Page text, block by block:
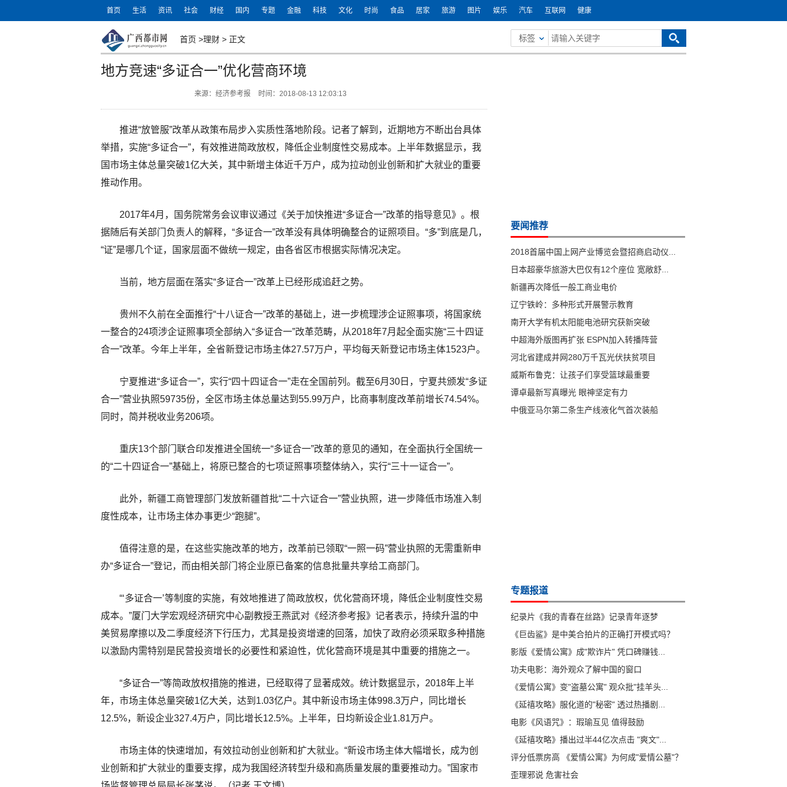
首页 生活 资讯 社会 财经 国内 专题 金融 科技 文化 时尚 食品 居家 旅游 图片 娱乐 汽车 互联网 健康
首页 >理财 > 正文 标签
地方竞速“多证合一”优化营商环境
来源：经济参考报 时间：2018-08-13 12:03:13
推进“放管服”改革从政策布局步入实质性落地阶段。记者了解到，近期地方不断出台具体
举措，实施“多证合一”，有效推进简政放权，降低企业制度性交易成本。上半年数据显示，我
国市场主体总量突破1亿大关，其中新增主体近千万户，成为拉动创业创新和扩大就业的重要
推动作用。
2017年4月，国务院常务会议审议通过《关于加快推进“多证合一”改革的指导意见》。根
据随后有关部门负责人的解释，“多证合一”改革没有具体明确整合的证照项目。“多”到底是几，
“证”是哪几个证，国家层面不做统一规定，由各省区市根据实际情况决定。
当前，地方层面在落实“多证合一”改革上已经形成追赶之势。
贵州不久前在全面推行“十八证合一”改革的基础上，进一步梳理涉企证照事项，将国家统
一整合的24项涉企证照事项全部纳入“多证合一”改革范畴，从2018年7月起全面实施“三十四证
合一”改革。今年上半年，全省新登记市场主体27.57万户，平均每天新登记市场主体1523户。
宁夏推进“多证合一”，实行“四十四证合一”走在全国前列。截至6月30日，宁夏共颁发“多证
合一”营业执照59735份，全区市场主体总量达到55.99万户，比商事制度改革前增长74.54%。
同时，简并税收业务206项。
重庆13个部门联合印发推进全国统一“多证合一”改革的意见的通知，在全面执行全国统一
的“二十四证合一”基础上，将原已整合的七项证照事项整体纳入，实行“三十一证合一”。
此外，新疆工商管理部门发放新疆首批“二十六证合一”营业执照，进一步降低市场准入制
度性成本，让市场主体办事更少“跑腿”。
值得注意的是，在这些实施改革的地方，改革前已领取“一照一码”营业执照的无需重新申
办“多证合一”登记，而由相关部门将企业原已备案的信息批量共享给工商部门。
“‘多证合一’等制度的实施，有效地推进了简政放权，优化营商环境，降低企业制度性交易
成本。”厦门大学宏观经济研究中心副教授王燕武对《经济参考报》记者表示，持续升温的中
美贸易摩擦以及二季度经济下行压力，尤其是投资增速的回落，加快了政府必须采取多种措施
以激励内需特别是民营投资增长的必要性和紧迫性，优化营商环境是其中重要的措施之一。
“多证合一”等简政放权措施的推进，已经取得了显著成效。统计数据显示，2018年上半
年，市场主体总量突破1亿大关，达到1.03亿户。其中新设市场主体998.3万户，同比增长
12.5%，新设企业327.4万户，同比增长12.5%。上半年，日均新设企业1.81万户。
市场主体的快速增加，有效拉动创业创新和扩大就业。“新设市场主体大幅增长，成为创
业创新和扩大就业的重要支撑，成为我国经济转型升级和高质量发展的重要推动力。”国家市
要闻推荐
2018首届中国上网产业博览会暨招商启动仪...
日本超豪华旅游大巴仅有12个座位 宽敞舒...
新疆再次降低一般工商业电价
辽宁铁岭：多种形式开展警示教育
南开大学有机太阳能电池研究获新突破
中超海外版图再扩张 ESPN加入转播阵营
河北省建成并网280万千瓦光伏扶贫项目
威斯布鲁克：让孩子们享受篮球最重要
谭卓最新写真曝光 眼神坚定有力
中俄亚马尔第二条生产线液化气首次装船
专题报道
纪录片《我的青春在丝路》记录青年逐梦
《巨齿鲨》是中美合拍片的正确打开模式吗？
影版《爱情公寓》成"欺诈片" 凭口碑赚钱...
功夫电影：海外观众了解中国的窗口
《爱情公寓》变"盗墓公寓" 观众批"挂羊头...
《延禧攻略》服化道的"秘密" 透过热播剧...
电影《风语咒》：瑕瑜互见 值得鼓励
《延禧攻略》播出过半44亿次点击 "爽文"...
评分低票房高 《爱情公寓》为何成"爱情公墓"？
歪理邪说 危害社会